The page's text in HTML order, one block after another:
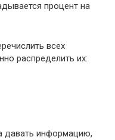
процент на
всех
распределить их:
давать информацию,